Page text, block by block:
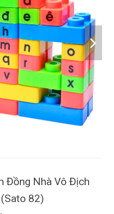
Đồng Nhà Vô Địch
82)